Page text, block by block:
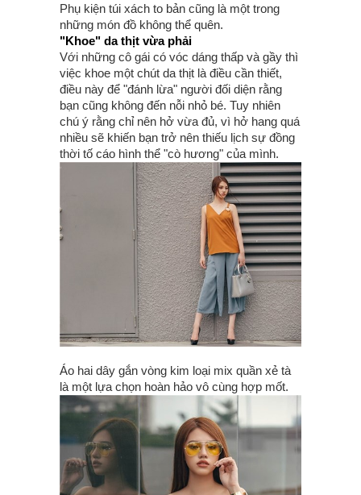
Phụ kiện túi xách to bản cũng là một trong
những món đồ không thể quên.
"Khoe" da thịt vừa phải
Với những cô gái có vóc dáng thấp và gầy thì
việc khoe một chút da thịt là điều cần thiết,
điều này để "đánh lừa" người đối diện rằng
bạn cũng không đến nỗi nhỏ bé. Tuy nhiên
chú ý rằng chỉ nên hở vừa đủ, vì hở hang quá
nhiều sẽ khiến bạn trở nên thiếu lịch sự đồng
thời tố cáo hình thể "cò hương" của mình.
Áo hai dây gắn vòng kim loại mix quần xẻ tà
là một lựa chọn hoàn hảo vô cùng hợp mốt.